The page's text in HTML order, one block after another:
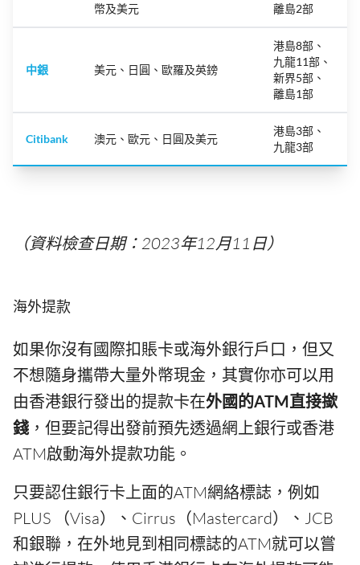
幣及美元
離島2部
中銀 美元、日圓、歐羅及英鎊
港島8部、
九龍11部、
新界5部、
離島1部
Citibank 澳元、歐元、日圓及美元
港島3部、
九龍3部
（資料檢查日期：2023年12月11日）
海外提款
如果你沒有國際扣賬卡或海外銀行戶口，但又
不想隨身攜帶大量外幣現金，其實你亦可以用
由香港銀行發出的提款卡在外國的ATM直接撳
錢 ，但要記得出發前預先透過網上銀行或香港
ATM啟動海外提款功能。
只要認住銀行卡上面的ATM網絡標誌，例如
PLUS （Visa）、Cirrus（Mastercard）、JCB
和銀聯，在外地見到相同標誌的ATM就可以嘗